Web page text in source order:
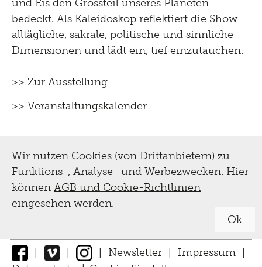
und Eis den Grossteil unseres Planeten
bedeckt. Als Kaleidoskop reflektiert die Show
alltägliche, sakrale, politische und sinnliche
Dimensionen und lädt ein, tief einzutauchen.
>> Zur Ausstellung
>> Veranstaltungskalender
Wir nutzen Cookies (von Drittanbietern) zu
Funktions-, Analyse- und Werbezwecken. Hier
können AGB und Cookie-Richtlinien
eingesehen werden.
Ok
| | | Newsletter | Impressum |